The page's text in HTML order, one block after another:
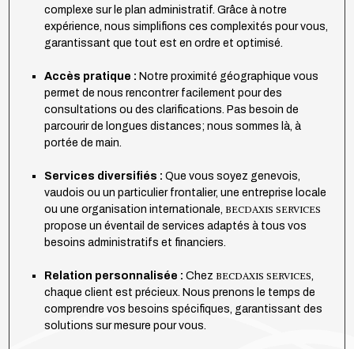
complexe sur le plan administratif. Grâce à notre
expérience, nous simplifions ces complexités pour vous,
garantissant que tout est en ordre et optimisé.
Accès pratique : Notre proximité géographique vous
permet de nous rencontrer facilement pour des
consultations ou des clarifications. Pas besoin de
parcourir de longues distances; nous sommes là, à
portée de main.
Services diversifiés : Que vous soyez genevois,
vaudois ou un particulier frontalier, une entreprise locale
ou une organisation internationale, BECDAXIS SERVICES
propose un éventail de services adaptés à tous vos
besoins administratifs et financiers.
Relation personnalisée : Chez BECDAXIS SERVICES,
chaque client est précieux. Nous prenons le temps de
comprendre vos besoins spécifiques, garantissant des
solutions sur mesure pour vous.